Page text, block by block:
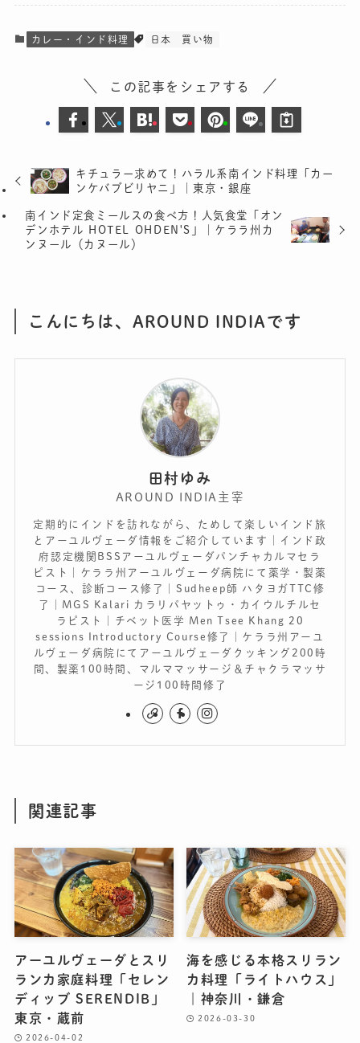
カレー・インド料理 日本 買い物
この記事をシェアする
キチュラー求めて！ハラル系南インド料理「カー
ンケバブビリヤニ」｜東京・銀座
南インド定食ミールスの食べ方！人気食堂「オン
デンホテル HOTEL OHDEN'S」｜ケララ州カ
ンヌール（カヌール）
こんにちは、AROUND INDIAです
田村ゆみ
AROUND INDIA主宰
定期的にインドを訪れながら、ためして楽しいインド旅
とアーユルヴェーダ情報をご紹介しています｜インド政
府認定機関BSSアーユルヴェーダパンチャカルマセラ
ピスト｜ケララ州アーユルヴェーダ病院にて薬学・製薬
コース、診断コース修了｜Sudheep師 ハタヨガTTC修
了｜MGS Kalari カラリパヤットゥ・カイウルチルセ
ラピスト｜チベット医学 Men Tsee Khang 20
sessions Introductory Course修了｜ケララ州アーユ
ルヴェーダ病院にてアーユルヴェーダクッキング200時
間、製薬100時間、マルママッサージ＆チャクラマッサ
ージ100時間修了
関連記事
アーユルヴェーダとスリ
ランカ家庭料理「セレン
ディッブ SERENDIB」
東京・蔵前
2026-04-02
海を感じる本格スリラン
カ料理「ライトハウス」
｜神奈川・鎌倉
2026-03-30